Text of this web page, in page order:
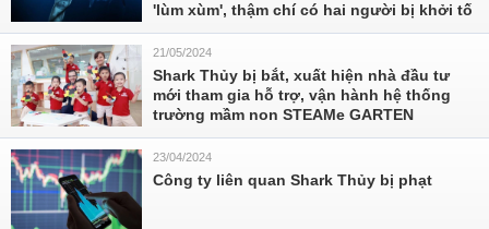
'lùm xùm', thậm chí có hai người bị khởi tố
21/05/2024
Shark Thủy bị bắt, xuất hiện nhà đầu tư
mới tham gia hỗ trợ, vận hành hệ thống
trường mầm non STEAMe GARTEN
23/04/2024
Công ty liên quan Shark Thủy bị phạt